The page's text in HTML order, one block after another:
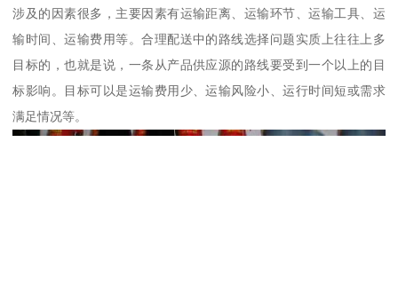
涉及的因素很多，主要因素有运输距离、运输环节、运输工具、运
输时间、运输费用等。合理配送中的路线选择问题实质上往往上多
目标的，也就是说，一条从产品供应源的路线要受到一个以上的目
标影响。目标可以是运输费用少、运输风险小、运行时间短或需求
满足情况等。